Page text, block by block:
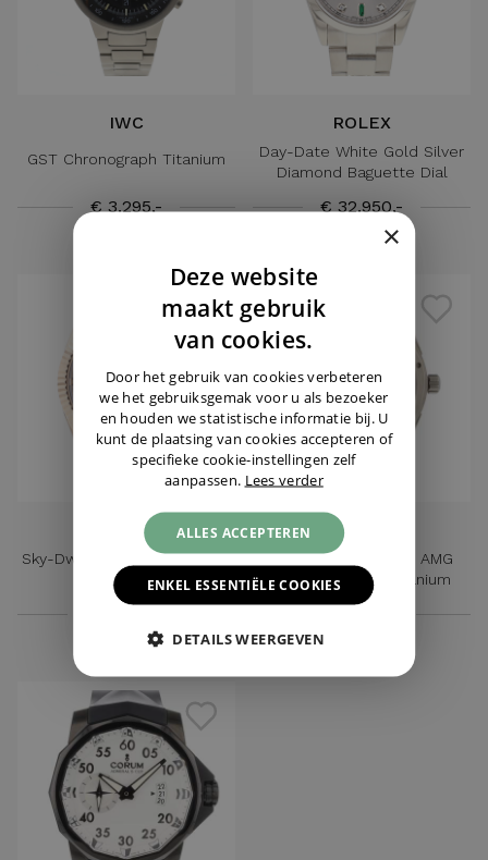
IWC
GST Chronograph Titanium
€ 3.295,-
ROLEX
Day-Date White Gold Silver
Diamond Baguette Dial
€ 32.950,-
ROLEX
Sky-Dweller Everose Oyster
Blue Dial
IWC
Ingenieur Mercedes AMG
Special Edition Titanium
GERMAN
×
Deze website
maakt gebruik
van cookies.
Door het gebruik van cookies verbeteren
we het gebruiksgemak voor u als bezoeker
en houden we statistische informatie bij. U
kunt de plaatsing van cookies accepteren of
specifieke cookie-instellingen zelf
aanpassen. Lees verder
ALLES ACCEPTEREN
ENKEL ESSENTIËLE COOKIES
DETAILS WEERGEVEN